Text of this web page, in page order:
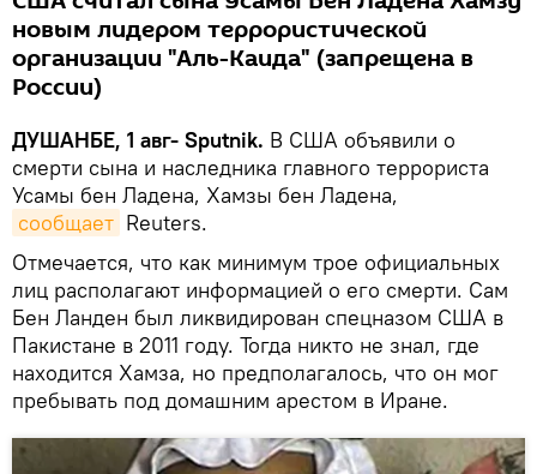
новым лидером террористической
организации "Аль-Каида" (запрещена в
России)
ДУШАНБЕ, 1 авг- Sputnik. В США объявили о
смерти сына и наследника главного террориста
Усамы бен Ладена, Хамзы бен Ладена,
сообщает Reuters.
Отмечается, что как минимум трое официальных
лиц располагают информацией о его смерти. Сам
Бен Ланден был ликвидирован спецназом США в
Пакистане в 2011 году. Тогда никто не знал, где
находится Хамза, но предполагалось, что он мог
пребывать под домашним арестом в Иране.